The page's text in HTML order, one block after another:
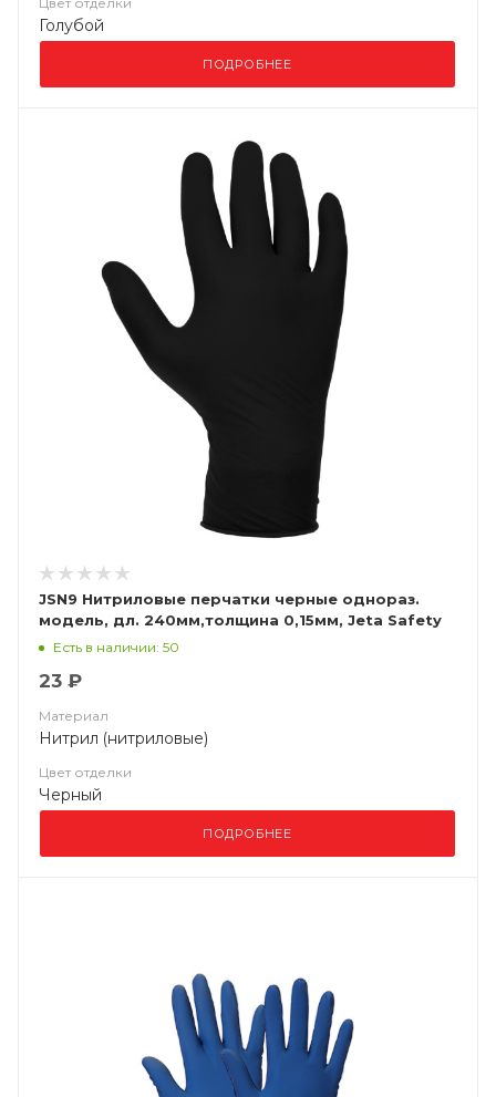
Голубой
ПОДРОБНЕЕ
JSN9 Нитриловые перчатки черные однораз.
модель, дл. 240мм,толщина 0,15мм, Jeta Safety
Есть в наличии: 50
23 ₽
Материал
Нитрил (нитриловые)
Цвет отделки
Черный
ПОДРОБНЕЕ